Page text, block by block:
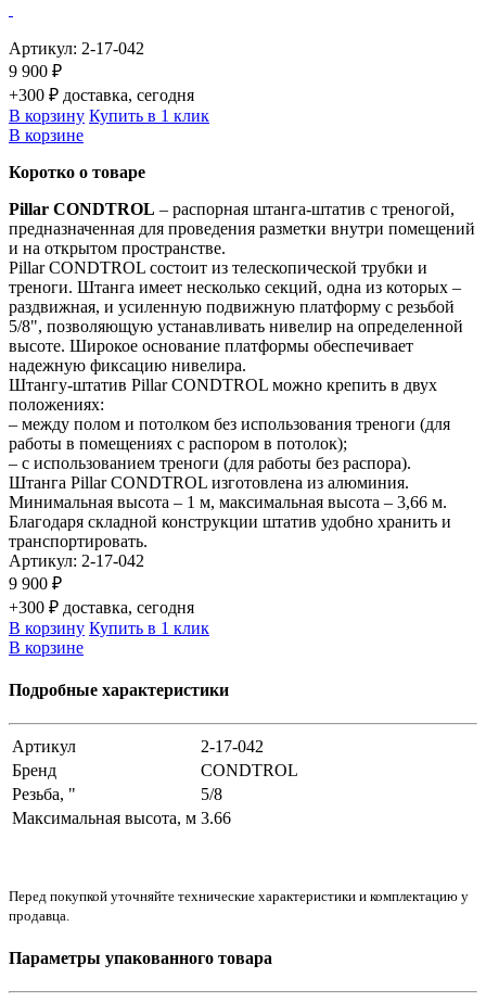
Артикул: 2-17-042
9 900 ₽
+300 ₽ доставка, сегодня
В корзину Купить в 1 клик
В корзине
Коротко о товаре
Pillar CONDTROL – распорная штанга-штатив с треногой,
предназначенная для проведения разметки внутри помещений
и на открытом пространстве.
Pillar CONDTROL состоит из телескопической трубки и
треноги. Штанга имеет несколько секций, одна из которых –
раздвижная, и усиленную подвижную платформу с резьбой
5/8", позволяющую устанавливать нивелир на определенной
высоте. Широкое основание платформы обеспечивает
надежную фиксацию нивелира.
Штангу-штатив Pillar CONDTROL можно крепить в двух
положениях:
– между полом и потолком без использования треноги (для
работы в помещениях с распором в потолок);
– с использованием треноги (для работы без распора).
Штанга Pillar CONDTROL изготовлена из алюминия.
Минимальная высота – 1 м, максимальная высота – 3,66 м.
Благодаря складной конструкции штатив удобно хранить и
транспортировать.
Артикул: 2-17-042
9 900 ₽
+300 ₽ доставка, сегодня
В корзину Купить в 1 клик
В корзине
Подробные характеристики
Артикул
2-17-042
Бренд
CONDTROL
Резьба, "
5/8
Максимальная высота, м 3.66
Перед покупкой уточняйте технические характеристики и комплектацию у
продавца.
Параметры упакованного товара